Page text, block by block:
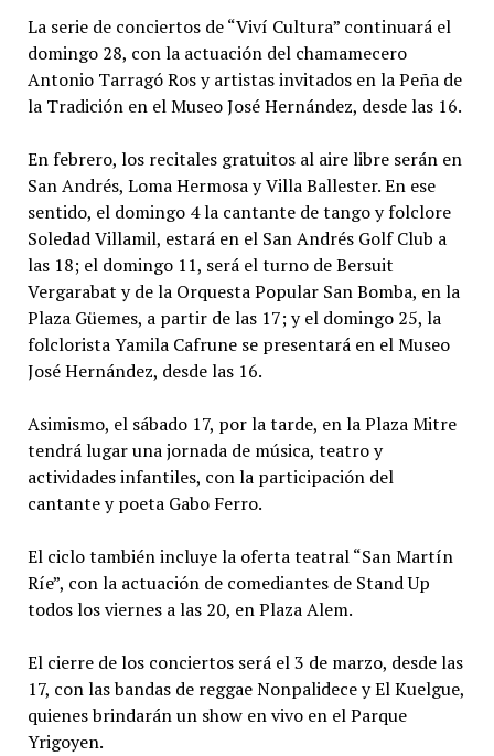
La serie de conciertos de “Viví Cultura” continuará el
domingo 28, con la actuación del chamamecero
Antonio Tarragó Ros y artistas invitados en la Peña de
la Tradición en el Museo José Hernández, desde las 16.
En febrero, los recitales gratuitos al aire libre serán en
San Andrés, Loma Hermosa y Villa Ballester. En ese
sentido, el domingo 4 la cantante de tango y folclore
Soledad Villamil, estará en el San Andrés Golf Club a
las 18; el domingo 11, será el turno de Bersuit
Vergarabat y de la Orquesta Popular San Bomba, en la
Plaza Güemes, a partir de las 17; y el domingo 25, la
folclorista Yamila Cafrune se presentará en el Museo
José Hernández, desde las 16.
Asimismo, el sábado 17, por la tarde, en la Plaza Mitre
tendrá lugar una jornada de música, teatro y
actividades infantiles, con la participación del
cantante y poeta Gabo Ferro.
El ciclo también incluye la oferta teatral “San Martín
Ríe”, con la actuación de comediantes de Stand Up
todos los viernes a las 20, en Plaza Alem.
El cierre de los conciertos será el 3 de marzo, desde las
17, con las bandas de reggae Nonpalidece y El Kuelgue,
quienes brindarán un show en vivo en el Parque
Yrigoyen.